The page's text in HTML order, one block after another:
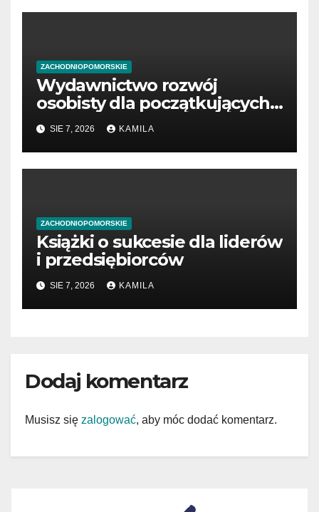
ZACHODNIOPOMORSKIE
Wydawnictwo rozwój
osobisty dla początkujących
przedsiębiorców
SIE 7, 2026 KAMILA
ZACHODNIOPOMORSKIE
Książki o sukcesie dla liderów
i przedsiębiorców
SIE 7, 2026 KAMILA
Dodaj komentarz
Musisz się zalogować, aby móc dodać komentarz.